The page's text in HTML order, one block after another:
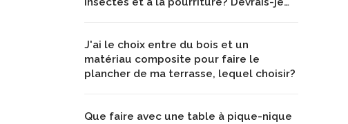
J'ai le choix entre du bois et un
matériau composite pour faire le
plancher de ma terrasse, lequel choisir?
Que faire avec une table à pique-nique